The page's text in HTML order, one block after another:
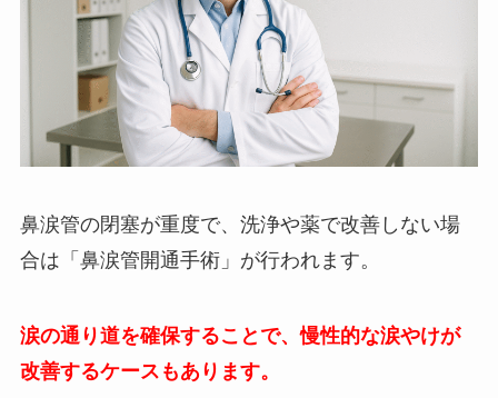
鼻涙管の閉塞が重度で、洗浄や薬で改善しない場
合は「鼻涙管開通手術」が行われます。
涙の通り道を確保することで、慢性的な涙やけが
改善するケースもあります。